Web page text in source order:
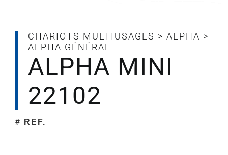
Documentations
RSE
Société
CHARIOTS MULTIUSAGES > ALPHA >
ALPHA GÉNÉRAL
ALPHA MINI
22102
# REF.